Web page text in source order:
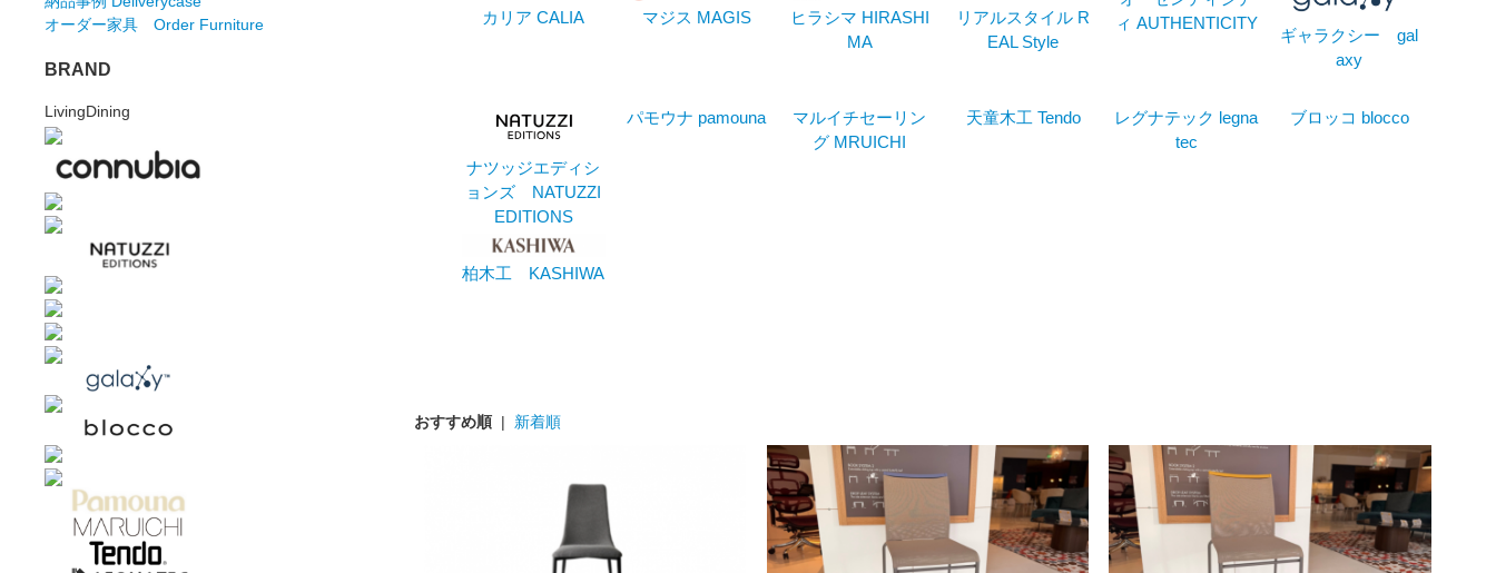
カリア CALIA マジス MAGIS
ヒラシマ HIRASHI
MA
リアルスタイル R
EAL Style
ィ AUTHENTICITY
ギャラクシー gal
axy
ナツッジエディシ
ョンズ NATUZZI
EDITIONS
パモウナ pamouna
マルイチセーリン
グ MRUICHI
天童木工 Tendo
レグナテック legna
tec
ブロッコ blocco
柏木工 KASHIWA
おすすめ順| 新着順
オーダー家具 Order Furniture
BRAND
LivingDining